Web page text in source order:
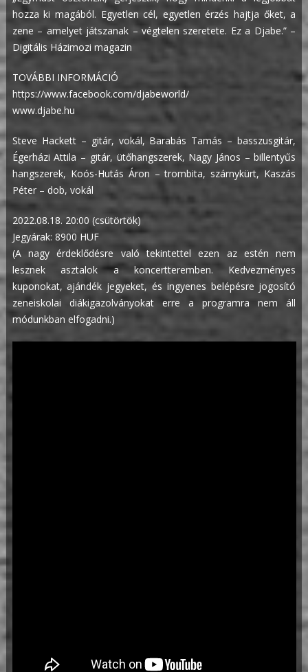
hozza ki magából. Egyetlen cél, egyetlen érzés hajtja őket, a
zene – amelyet játszanak – végtelen szeretete. Ez a Djabe.” –
Digitális Házimozi magazin
TOVÁBBI INFORMÁCIÓ
https://www.facebook.com/djabeworld/
www.djabe.hu
Steve Hackett – gitár, vokál, Barabás Tamás – basszusgitár,
Égerházi Attila – gitár, ütőhangszerek, Nagy János – billentyűs
hangszerek, Koós-Hutás Áron – trombita, szárnykürt, Kaszás
Péter – dob, vokál
2022.08.18. 20:00 (csütörtök)
Jegyárak: 8900 HUF
(A nagy érdeklődésre való tekintettel ezen az estén nem
lesznek asztalok a koncertteremben. Kedvezményes
kuponokat, ajándék jegyeket, és ingyenes belépésre jogosító
zeneiskolai diákigazolványokat erre a programra nem áll
módunkban elfogadni.)